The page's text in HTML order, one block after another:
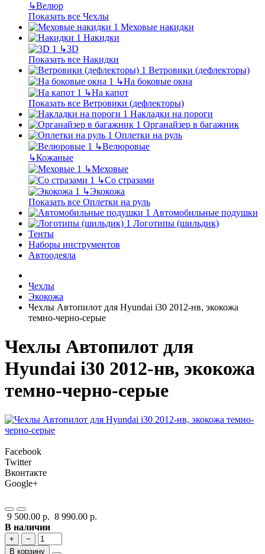
↳Велюр
Показать все Чехлы
Меховые накидки
Накидки
↳3D
Показать все Накидки
Ветровики (дефлекторы)
↳На боковые окна
↳На капот
Показать все Ветровики (дефлекторы)
Накладки на пороги
Органайзер в багажник
Оплетки на руль
↳Велюровые
↳Кожаные
↳Меховые
↳Со стразами
↳Экокожа
Показать все Оплетки на руль
Автомобильные подушки
Логотипы (шильдик)
Тенты
Наборы инструментов
Автоодеяла
Чехлы
Экокожа
Чехлы Автопилот для Hyundai i30 2012-нв, экокожа
темно-черно-серые
Чехлы Автопилот для
Hyundai i30 2012-нв, экокожа
темно-черно-серые
Facebook
Twitter
Вконтакте
Google+
9 500.00 р. 8 990.00 р.
В наличии
+
−
В корзину